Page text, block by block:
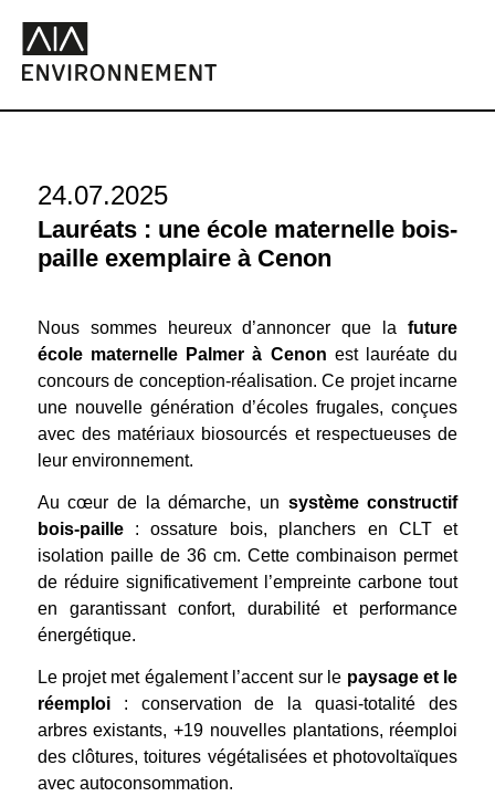
24.07.2025
Lauréats : une école maternelle bois-
paille exemplaire à Cenon
Nous sommes heureux d’annoncer que lafuture
école maternelle Palmer à Cenon est lauréate du
concours de conception-réalisation. Ce projet incarne
une nouvelle génération d’écoles frugales, conçues
avec des matériaux biosourcés et respectueuses de
leur environnement.
Au cœur de la démarche, un système constructif
bois-paille: ossature bois, planchers en CLT et
isolation paille de 36 cm. Cette combinaison permet
de réduire significativement l’empreinte carbone tout
en garantissant confort, durabilité et performance
énergétique.
Le projet met également l’accent sur le paysage et le
réemploi: conservation de la quasi-totalité des
arbres existants, +19 nouvelles plantations, réemploi
des clôtures, toitures végétalisées et photovoltaïques
avec autoconsommation.